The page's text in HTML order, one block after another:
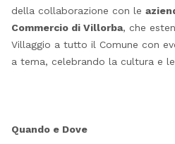
della collaborazione con le
Commercio di Villorba, che
Villaggio a tutto il Comune con
a tema, celebrando la cultura e
Quando e Dove